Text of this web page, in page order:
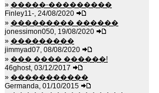
» �����-���������
Finley11-, 24/08/2020
» ��������� ������
jonessimon050, 19/08/2020
» ���������
jimmyad07, 08/08/2020
» ��� ���� ������!
46ghost, 03/12/2017
» �����������
Germanda, 01/10/2015